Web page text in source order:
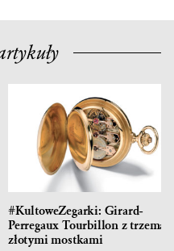
#KultoweZegarki: Girard-
Perregaux Tourbillon z trzema
złotymi mostkami